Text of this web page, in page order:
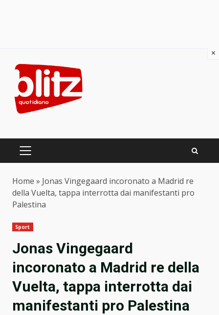
content
PRIMARY
Home » Jonas Vingegaard incoronato a Madrid re
della Vuelta, tappa interrotta dai manifestanti pro
Palestina
Sport
Jonas Vingegaard
incoronato a Madrid re della
Vuelta, tappa interrotta dai
manifestanti pro Palestina
×